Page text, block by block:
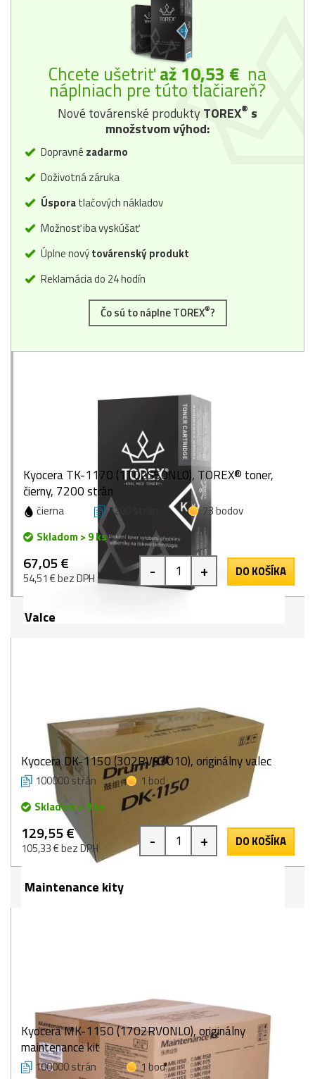
Chcete ušetriťaž 10,53 € na
náplniach pre túto tlačiareň?
Nové továrenské produktyTOREX® s
množstvom výhod:
Dopravné zadarmo
Doživotná záruka
Úsporatlačových nákladov
Možnosť iba vyskúšať
Úplne novýtovárenský produkt
Reklamácia do 24 hodín
Čo sú to náplne TOREX®?
Kyocera TK-1170 (1T02S50NL0), TOREX® toner,
čierny, 7200 strán
čierna 7200 strán
73 bodov
Skladom > 9 ks
67,05 €
54,51 € bez DPH - + DO KOŠÍKA
Valce
Kyocera DK-1150 (302RV93010), originálny valec
100000 strán
1 bod
Skladom > 9 ks
129,55 €
105,33 € bez DPH - + DO KOŠÍKA
Maintenance kity
Kyocera MK-1150 (1702RV0NL0), originálny
maintenance kit
100000 strán 1 bod